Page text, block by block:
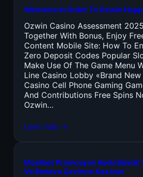
Welcome In Order To Ozwin
Ozwin Casino Assessment
Together With Bonus, Enjoy
Content Mobile Site: How To
Zero Deposit Codes Popular
Make Use Of The Game Menu
Line Casino Lobby «Brand
Casino Cell Phone Gaming
And Contributions Free Spins
Ozwin…
Leer más →
Mostbet Promosyon Kodu Büyük
Ve Bedava Çevirme Kazanın